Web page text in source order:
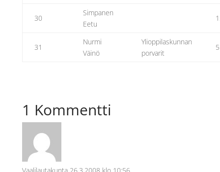
30
Simpanen
Eetu
31
Nurmi
Väinö
Ylioppilaskunnan
porvarit
5
1 Kommentti